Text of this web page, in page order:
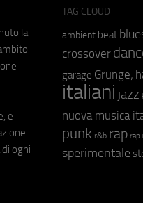
la
e
ogni
TAG CLOUD
ambient beat
crossover
garage Grunge;
italiani jazz
nuova musica
punk r&b rap rap
sperimentale